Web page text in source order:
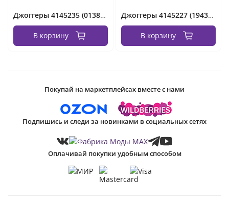
Джоггеры 4145235 (01387748354) Fabrika
В корзину
Джоггеры 4145227 (1943339771) Fabrika
В корзину
Покупай на маркетплейсах вместе с нами
Подпишись и следи за новинками в социальных сетях
Оплачивай покупки удобным способом